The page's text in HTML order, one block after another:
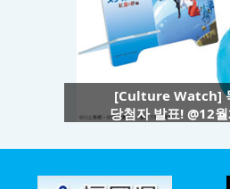
[Culture Watch]
당첨자 발표! @12